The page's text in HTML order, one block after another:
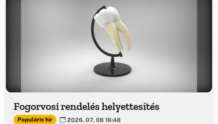
Fogorvosi rendelés helyettesítés
Populáris hír 2026. 07. 08 16:48